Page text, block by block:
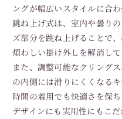
ングが幅広いスタイルに合
跳ね上げ式は、室内や曇り
ズ部分を跳ね上げることで
煩わしい掛け外しを解消して
また、調整可能なクリング
の内側には滑りにくくなる
時間の着用でも快適さを保ち
デザインにも実用性にもこ